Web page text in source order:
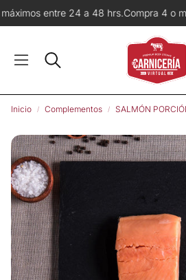
a 48 hrs.Compra 4 o más piezas del
Buscar
Inicio Complementos SALMÓN